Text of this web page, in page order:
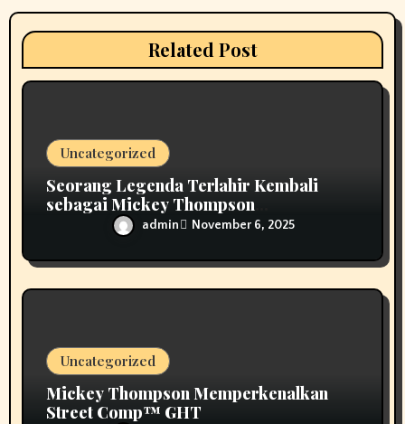
i
o
n
Related Post
Uncategorized
Seorang Legenda Terlahir Kembali
sebagai Mickey Thompson
Memperkenalkan Roda Tempa Klasik
admin November 6, 2025
Uncategorized
Mickey Thompson Memperkenalkan
Street Comp™ GHT